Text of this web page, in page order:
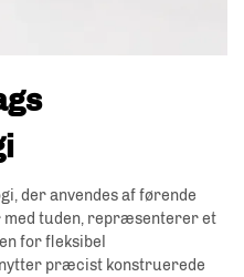
der anvendes af førende
med tuden, repræsenterer et
for fleksibel
præcist konstruerede